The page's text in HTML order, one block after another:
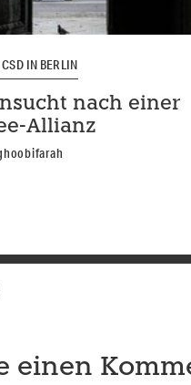
IN BERLIN
nach einer
Allianz
einen